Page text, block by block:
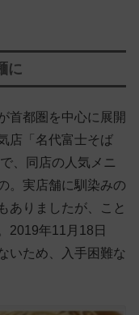
に
首都圏を中心に展開
店「名代富士そば
、同店の人気メニ
。実店舗に馴染みの
ありましたが、こと
2019年11月18日
いため、入手困難な